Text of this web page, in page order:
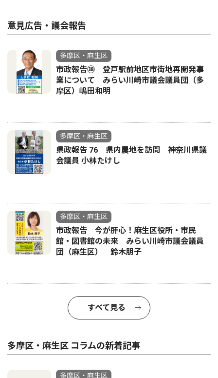
意見広告・議会報告
多摩区・麻生区
市政報告㊳ 登戸駅前地区市街地再開発事
業について みらい川崎市議会議員団（多
摩区）嶋田和明
多摩区・麻生区
県政報告 76 県内農地を訪問 神奈川県議
会議員 小林たけし
多摩区・麻生区
市政報告 今が肝心！麻生区役所・市民
館・図書館の未来 みらい川崎市議会議員
団（麻生区） 鈴木朋子
すべて見る
多摩区・麻生区 コラムの新着記事
多摩区・麻生区